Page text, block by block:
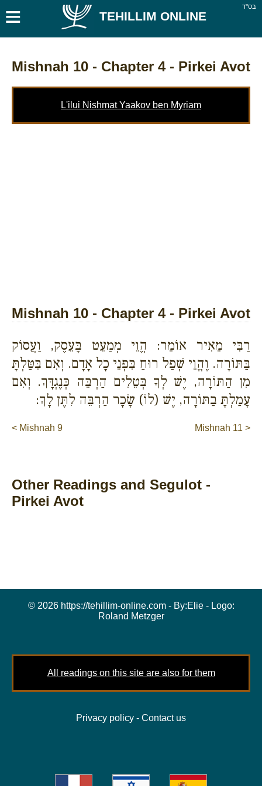
בס''ד ≡ TEHILLIM ONLINE
Mishnah 10 - Chapter 4 - Pirkei Avot
L'ilui Nishmat Yaakov ben Myriam
Mishnah 10 - Chapter 4 - Pirkei Avot
רַבִּי מֵאִיר אוֹמֵר: הֱוֵי מְמַעֵט בָּעֵסֶק, וַעֲסוֹק
בַּתּוֹרָה. וֶהֱוֵי שְׁפַל רוּחַ בִּפְנֵי כָל אָדָם. וְאִם בִּטַּלְתָּ
מִן הַתּוֹרָה, יֶשׁ לְךָ בְּטֵלִים הַרְבֵּה כְּנֶגְדָּךְ. וְאִם
עָמַלְתָּ בַתּוֹרָה, יֶשׁ (לוֹ) שָׂכָר הַרְבֵּה לִתֶּן לָךְ:
< Mishnah 9 Mishnah 11 >
Other Readings and Segulot -
Pirkei Avot
© 2026 https://tehillim-online.com - By:Elie- Logo:
Roland Metzger
All readings on this site are also for them
Privacy policy - Contact us